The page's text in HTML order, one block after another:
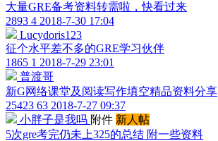
大量GRE备考资料转需啦，快看过来
2893 4 2018-7-30 17:04
Lucydoris123
征个水平差不多的GRE学习伙伴
1865 1 2018-7-29 23:01
普渡哥
新G网络课堂及阅读写作填空精品资料分享
25423 63 2018-7-27 09:37
小胖子是我吗 附件 新人帖
5次gre考完仍未上325的总结 附一些资料